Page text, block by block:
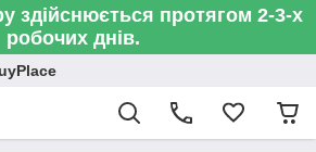
здійснюється протягом 2-3-х
робочих днів.